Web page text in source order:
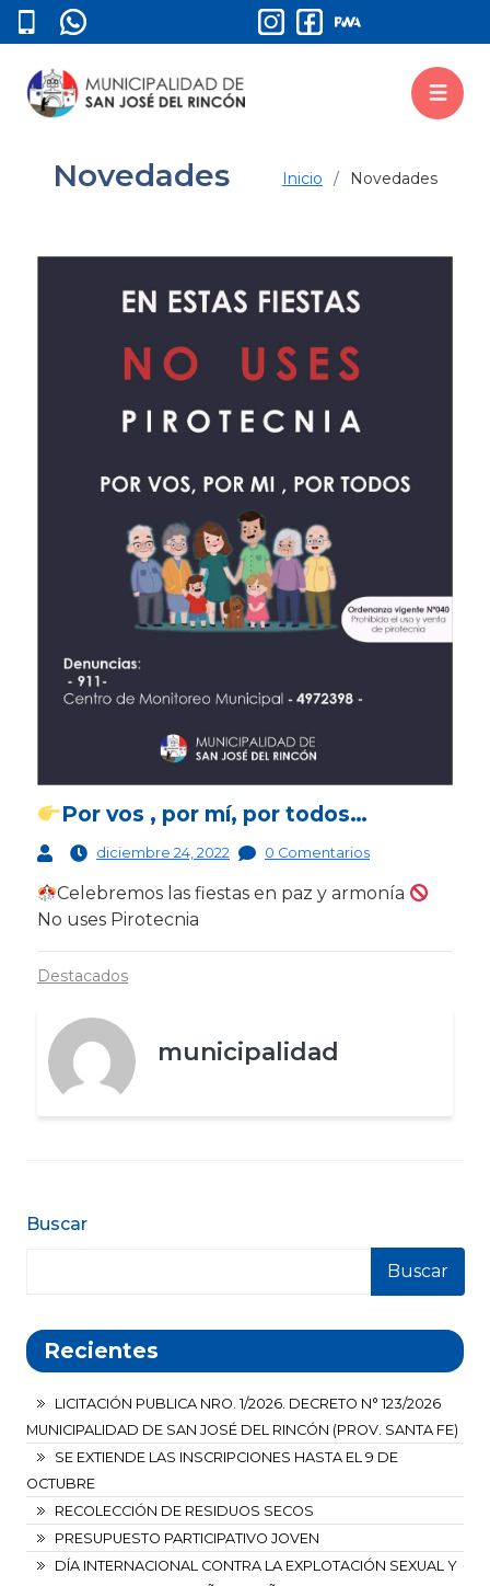
Buscar
Buscar
Recientes
LICITACIÓN PUBLICA NRO. 1/2026. DECRETO N° 123/2026
MUNICIPALIDAD DE SAN JOSÉ DEL RINCÓN (PROV. SANTA FE)
SE EXTIENDE LAS INSCRIPCIONES HASTA EL 9 DE
OCTUBRE
RECOLECCIÓN DE RESIDUOS SECOS
PRESUPUESTO PARTICIPATIVO JOVEN
DÍA INTERNACIONAL CONTRA LA EXPLOTACIÓN SEXUAL Y
Novedades Inicio Novedades
Por vos , por mí, por todos…
diciembre 24, 2022 0 Comentarios
Celebremos las fiestas en paz y armonía
No uses Pirotecnia
Destacados
municipalidad